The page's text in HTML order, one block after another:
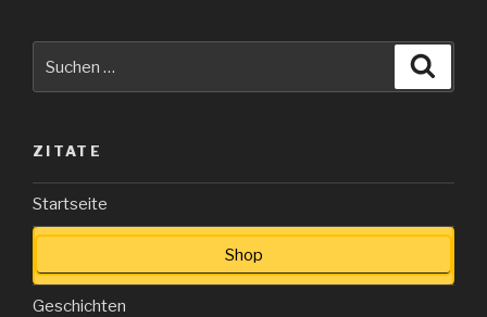
nach:
ZITATE
Startseite
Shop
Geschichten